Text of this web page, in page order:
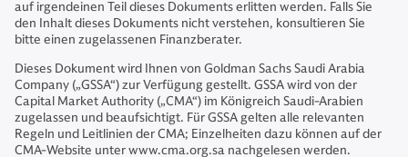
auf irgendeinen Teil dieses Dokuments erlitten werden. Falls Sie
den Inhalt dieses Dokuments nicht verstehen, konsultieren Sie
bitte einen zugelassenen Finanzberater.
Dieses Dokument wird Ihnen von Goldman Sachs Saudi Arabia
Company („GSSA“) zur Verfügung gestellt. GSSA wird von der
Capital Market Authority („CMA“) im Königreich Saudi-Arabien
zugelassen und beaufsichtigt. Für GSSA gelten alle relevanten
Regeln und Leitlinien der CMA; Einzelheiten dazu können auf der
CMA-Website unter www.cma.org.sa nachgelesen werden.